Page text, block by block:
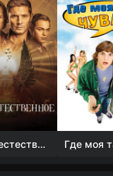
Сверхъестественное